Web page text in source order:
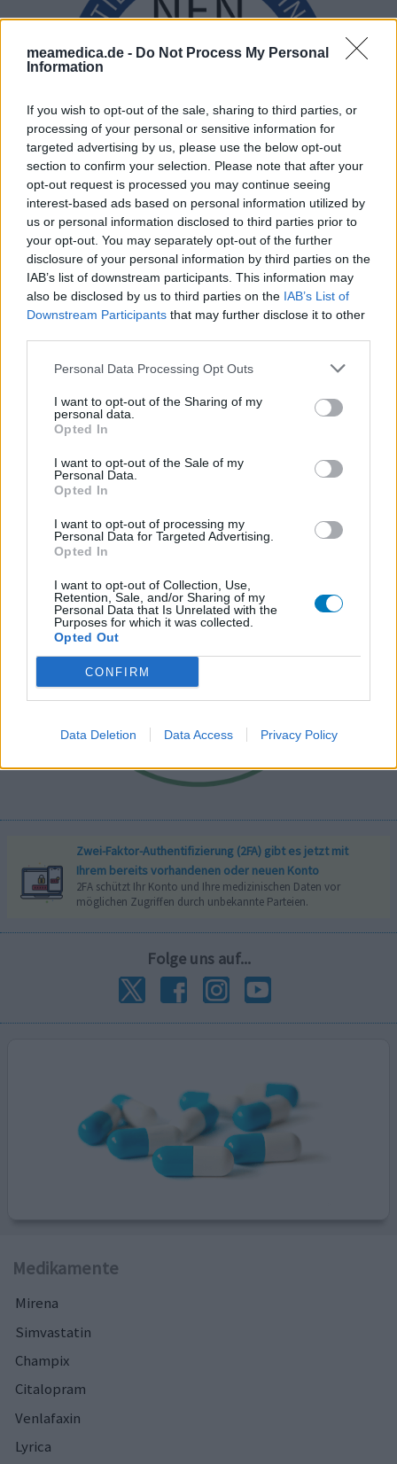
meamedica.de - Do Not Process My Personal
Information
If you wish to opt-out of the sale, sharing to third parties, or
processing of your personal or sensitive information for
targeted advertising by us, please use the below opt-out
section to confirm your selection. Please note that after your
opt-out request is processed you may continue seeing
interest-based ads based on personal information utilized by
us or personal information disclosed to third parties prior to
your opt-out. You may separately opt-out of the further
disclosure of your personal information by third parties on the
IAB’s list of downstream participants. This information may
also be disclosed by us to third parties on the IAB’s List of
Downstream Participants that may further disclose it to other
Personal Data Processing Opt Outs
I want to opt-out of the Sharing of my
personal data.
Opted In
I want to opt-out of the Sale of my
Personal Data.
Opted In
I want to opt-out of processing my
Personal Data for Targeted Advertising.
Opted In
I want to opt-out of Collection, Use,
Retention, Sale, and/or Sharing of my
Personal Data that Is Unrelated with the
Purposes for which it was collected.
Opted Out
CONFIRM
Data Deletion Data Access Privacy Policy
Zwei-Faktor-Authentifizierung (2FA) gibt es jetzt mit
Ihrem bereits vorhandenen oder neuen Konto
2FA schützt Ihr Konto und Ihre medizinischen Daten vor
möglichen Zugriffen durch unbekannte Parteien.
Folge uns auf...
Medikamente
Mirena
Simvastatin
Champix
Citalopram
Venlafaxin
Lyrica